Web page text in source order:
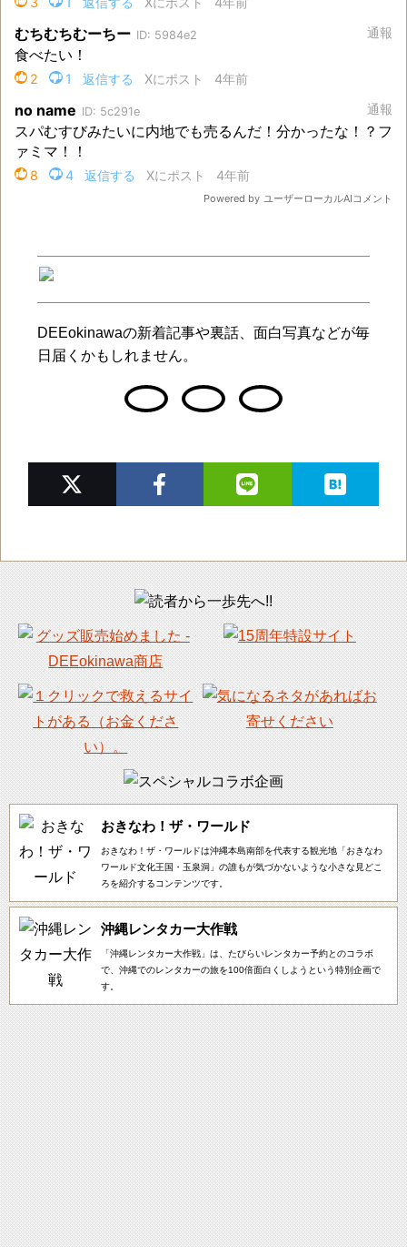
DEEokinawaの新着記事や裏話、面白写真などが毎
日届くかもしれません。
おきなわ！ザ・ワールド
おきなわ！ザ・ワールドは沖縄本島南部を代表する観光地「おきなわ
ワールド文化王国・玉泉洞」の誰もが気づかないような小さな見どこ
ろを紹介するコンテンツです。
沖縄レンタカー大作戦
「沖縄レンタカー大作戦」は、たびらいレンタカー予約とのコラボ
で、沖縄でのレンタカーの旅を100倍面白くしようという特別企画で
す。